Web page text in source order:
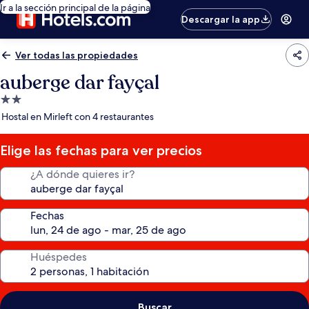
Ir a la sección principal de la página
Descargar la app
Ver todas las propiedades
auberge dar fayçal
Propiedad
de
estrellas
Hostal en Mirleft con 4 restaurantes
Elige las fechas para ver precios
¿A dónde quieres ir?
Fechas
Huéspedes